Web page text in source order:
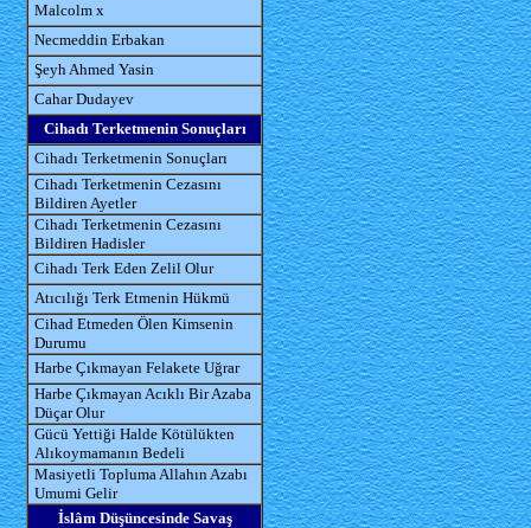
Malcolm x
Necmeddin Erbakan
Şeyh Ahmed Yasin
Cahar Dudayev
Cihadı Terketmenin Sonuçları
Cihadı Terketmenin Sonuçları
Cihadı Terketmenin Cezasını
Bildiren Ayetler
Cihadı Terketmenin Cezasını
Bildiren Hadisler
Cihadı Terk Eden Zelil Olur
Atıcılığı Terk Etmenin Hükmü
Cihad Etmeden Ölen Kimsenin
Durumu
Harbe Çıkmayan Felakete Uğrar
Harbe Çıkmayan Acıklı Bir Azaba
Düçar Olur
Gücü Yettiği Halde Kötülükten
Alıkoymamanın Bedeli
Masiyetli Topluma Allahın Azabı
Umumi Gelir
İslâm Düşüncesinde Savaş